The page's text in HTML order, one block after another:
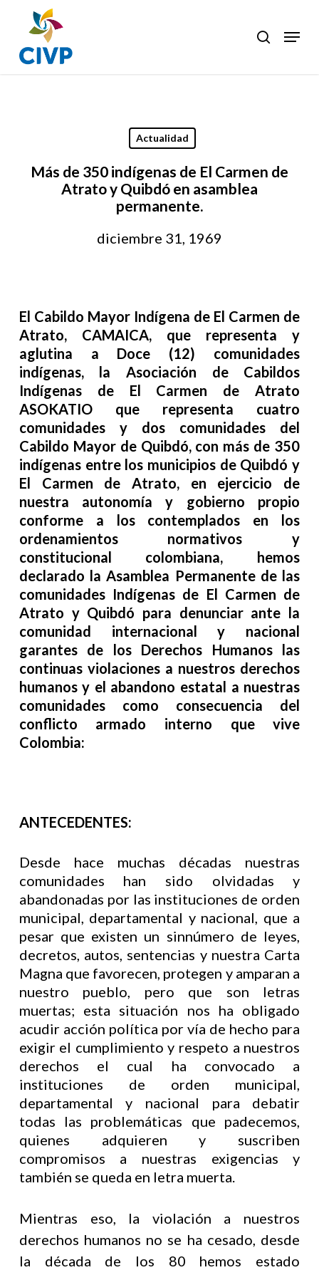
main
content
search
Menu
Actualidad
Más de 350 indígenas de El Carmen de
Atrato y Quibdó en asamblea
permanente.
diciembre 31, 1969
El Cabildo Mayor Indígena de El Carmen de
Atrato, CAMAICA, que representa y
aglutina a Doce (12) comunidades
indígenas, la Asociación de Cabildos
Indígenas de El Carmen de Atrato
ASOKATIO que representa cuatro
comunidades y dos comunidades del
Cabildo Mayor de Quibdó, con más de 350
indígenas entre los municipios de Quibdó y
El Carmen de Atrato, en ejercicio de
nuestra autonomía y gobierno propio
conforme a los contemplados en los
ordenamientos normativos y
constitucional colombiana, hemos
declarado la Asamblea Permanente de las
comunidades Indígenas de El Carmen de
Atrato y Quibdó para denunciar ante la
comunidad internacional y nacional
garantes de los Derechos Humanos las
continuas violaciones a nuestros derechos
humanos y el abandono estatal a nuestras
comunidades como consecuencia del
conflicto armado interno que vive
Colombia:
ANTECEDENTES:
Desde hace muchas décadas nuestras
comunidades han sido olvidadas y
abandonadas por las instituciones de orden
municipal, departamental y nacional, que a
pesar que existen un sinnúmero de leyes,
decretos, autos, sentencias y nuestra Carta
Magna que favorecen, protegen y amparan a
nuestro pueblo, pero que son letras
muertas; esta situación nos ha obligado
acudir acción política por vía de hecho para
exigir el cumplimiento y respeto a nuestros
derechos el cual ha convocado a
instituciones de orden municipal,
departamental y nacional para debatir
todas las problemáticas que padecemos,
quienes adquieren y suscriben
compromisos a nuestras exigencias y
también se queda en letra muerta.
Mientras eso, la violación a nuestros
derechos humanos no se ha cesado, desde
la década de los 80 hemos estado
Close